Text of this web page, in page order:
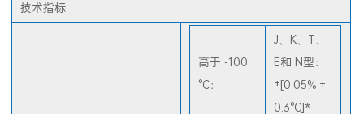
高于 -100
J、K、T、
E和 N型：
±[0.05% +